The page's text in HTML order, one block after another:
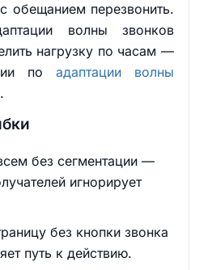
обещанием перезвонить.
волны звонков
нагрузку по часам —
поадаптации волны
.
без сегментации —
игнорирует
без кнопки звонка
путь к действию.